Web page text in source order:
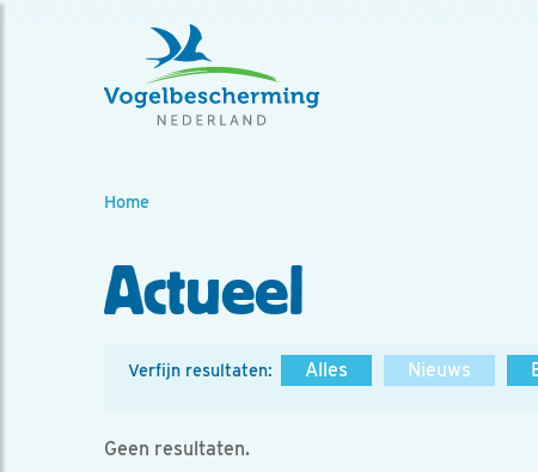
Home
Actueel
Verfijn resultaten: Alles Nieuws
Geen resultaten.